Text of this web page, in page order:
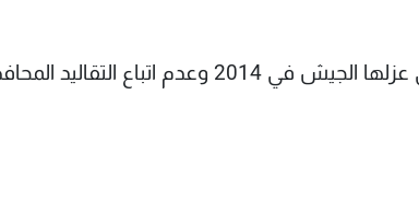
وأدى الاعتقاد الواسع بصلة المعبد بالحكومة الشعبوية التي عزلها الجيش في 2014 وعدم اتباع